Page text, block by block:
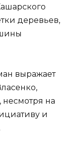
деревьев,
выражает
на
и